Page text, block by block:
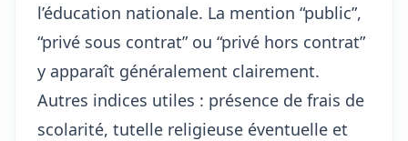
l’éducation nationale. La mention “public”,
“privé sous contrat” ou “privé hors contrat”
y apparaît généralement clairement.
Autres indices utiles : présence de frais de
scolarité, tutelle religieuse éventuelle et